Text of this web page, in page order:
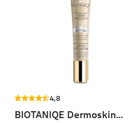
4,8
BIOTANIQE Dermoskin